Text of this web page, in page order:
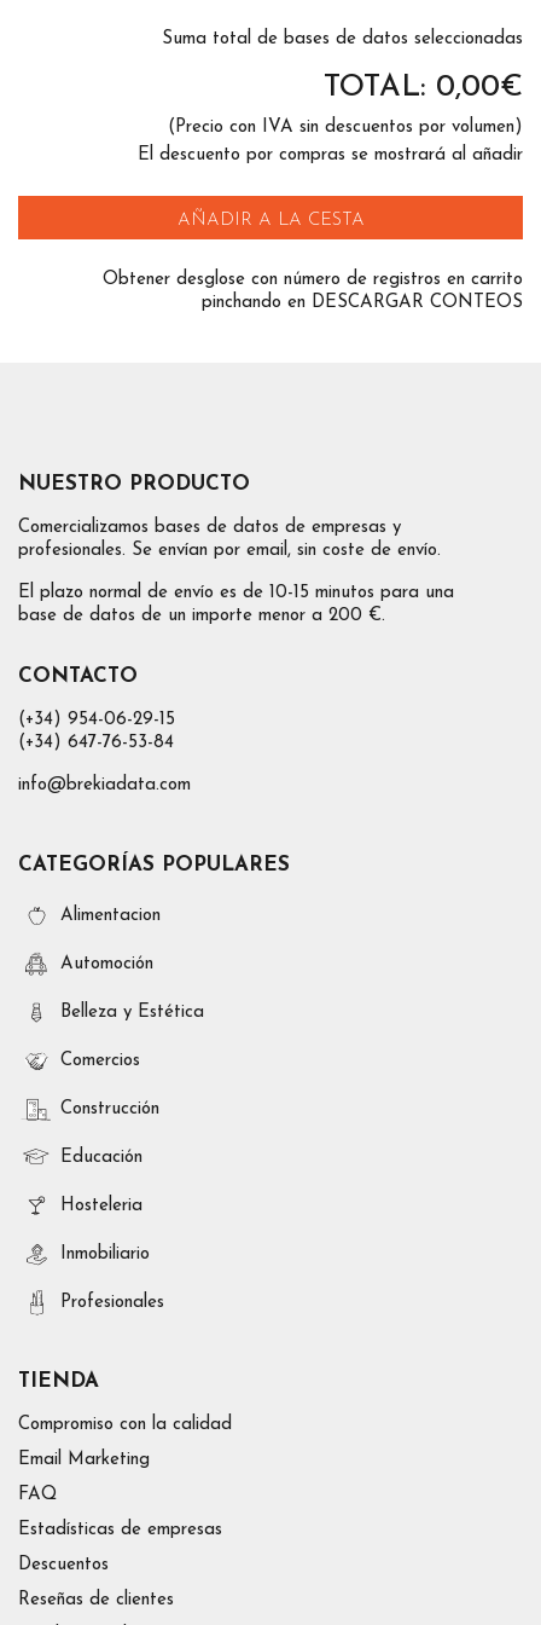
Suma total de bases de datos seleccionadas
TOTAL: 0,00€
(Precio con IVA sin descuentos por volumen)
El descuento por compras se mostrará al añadir
AÑADIR A LA CESTA
Obtener desglose con número de registros en carrito
pinchando en DESCARGAR CONTEOS
NUESTRO PRODUCTO
Comercializamos bases de datos de empresas y
profesionales. Se envían por email, sin coste de envío.
El plazo normal de envío es de 10-15 minutos para una
base de datos de un importe menor a 200 €.
CONTACTO
(+34) 954-06-29-15
(+34) 647-76-53-84
info@brekiadata.com
CATEGORÍAS POPULARES
Alimentacion
Automoción
Belleza y Estética
Comercios
Construcción
Educación
Hosteleria
Inmobiliario
Profesionales
TIENDA
Compromiso con la calidad
Email Marketing
FAQ
Estadísticas de empresas
Descuentos
Reseñas de clientes